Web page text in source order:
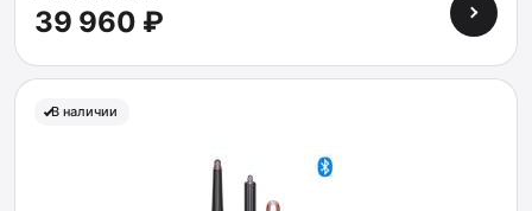
39 960 ₽
В наличии